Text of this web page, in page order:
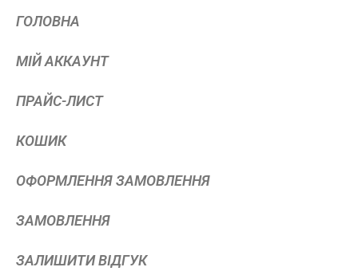
ГОЛОВНА
МІЙ АККАУНТ
ПРАЙС-ЛИСТ
КОШИК
ОФОРМЛЕННЯ ЗАМОВЛЕННЯ
ЗАМОВЛЕННЯ
ЗАЛИШИТИ ВІДГУК